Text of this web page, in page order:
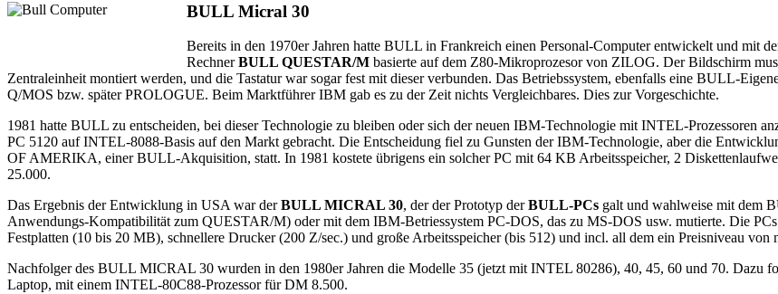
BULL Micral 30
Bereits in den 1970er Jahren hatte BULL in Frankreich einen Personal-Computer entwickelt und mit
RechnerBULL QUESTAR/M basierte auf dem Z80-Mikroprozesor von ZILOG. Der Bildschirm
Zentraleinheit montiert werden, und die Tastatur war sogar fest mit dieser verbunden. Das Betriebssystem, ebenfalls eine BULL-
Q/MOS bzw. später PROLOGUE. Beim Marktführer IBM gab es zu der Zeit nichts Vergleichbares. Dies zur Vorgeschichte.
1981 hatte BULL zu entscheiden, bei dieser Technologie zu bleiben oder sich der neuen IBM-Technologie mit INTEL-Prozessoren
PC 5120 auf INTEL-8088-Basis auf den Markt gebracht. Die Entscheidung fiel zu Gunsten der IBM-Technologie, aber die
OF AMERIKA, einer BULL-Akquisition, statt. In 1981 kostete übrigens ein solcher PC mit 64 KB Arbeitsspeicher, 2
25.000.
Das Ergebnis der Entwicklung in USA war derBULL MICRAL 30, der der Prototyp derBULL-PCs galt und wahlweise mit dem
Anwendungs-Kompatibilität zum QUESTAR/M) oder mit dem IBM-Betriessystem PC-DOS, das zu MS-DOS usw. mutierte. Die
Festplatten (10 bis 20 MB), schnellere Drucker (200 Z/sec.) und große Arbeitsspeicher (bis 512) und incl. all dem ein Preisniveau von
Nachfolger des BULL MICRAL 30 wurden in den 1980er Jahren die Modelle 35 (jetzt mit INTEL 80286), 40, 45, 60 und 70.
Laptop, mit einem INTEL-80C88-Prozessor für DM 8.500.